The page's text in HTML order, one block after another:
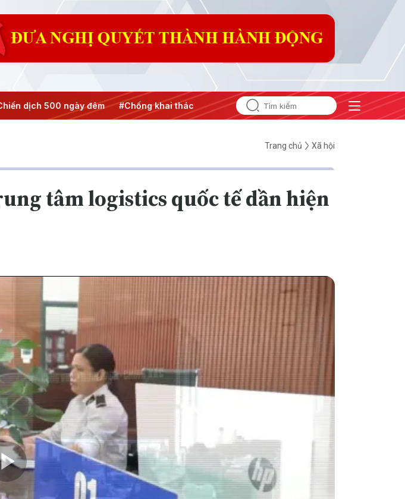
dịch 500 ngày đêm #Chống khai thác IUU #Căng thẳng Trung Đông #An ninh năng
Trang chủ Xã hội
tâm logistics quốc tế dần hiện
Play